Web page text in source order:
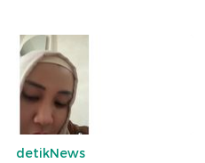
detikNews